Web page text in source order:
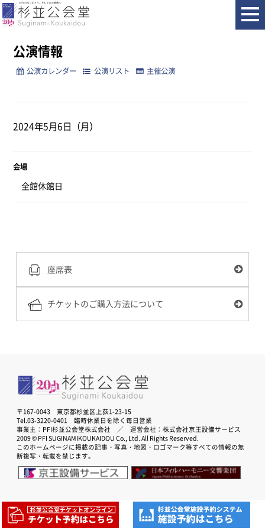
ホーム 公演情報
公演情報
公演カレンダー 公演リスト 主催公演
2024年5月6日（月）
会場
全館休館日
座席表
チケットのご購入方法について
〒167-0043 東京都杉並区上荻1-23-15
Tel.03-3220-0401 臨時休業日を除く毎日営業
事業主：PFI杉並公会堂株式会社 ／ 運営会社：株式会社京王設備サービス
2009 © PFI SUGINAMIKOUKAIDOU Co., Ltd. All Rights Reserved.
このホームページに掲載の記事・写真・地図・ロゴマーク等すべての情報の無
断複写・転載を禁じます。